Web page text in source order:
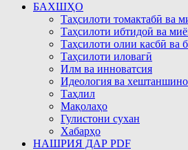
БАХШҲО
Таҳсилоти томактабӣ ва
Таҳсилоти ибтидоӣ ва
Таҳсилоти олии касбӣ ва
Таҳсилоти иловагӣ
Илм ва инноватсия
Идеология ва
Таҳлил
Мақолаҳо
Гулистони сухан
Хабарҳо
НАШРИЯ ДАР PDF